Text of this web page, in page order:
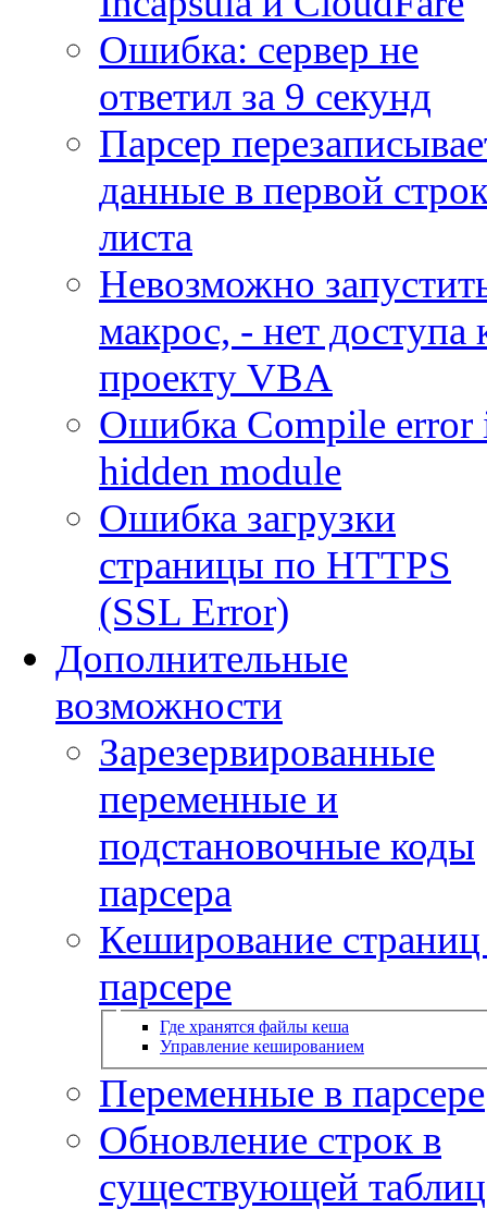
Ошибка: сервер не
ответил за 9 секунд
Парсер
данные в первой
листа
Невозможно
макрос, - нет доступа
проекту VBA
Ошибка Compile error
hidden module
Ошибка загрузки
страницы по HTTPS
(SSL Error)
Дополнительные
возможности
Зарезервированные
переменные и
подстановочные коды
парсера
Кеширование страниц
парсере
Где хранятся файлы кеша
Управление кешированием
Переменные в парсере
Обновление строк в
существующей